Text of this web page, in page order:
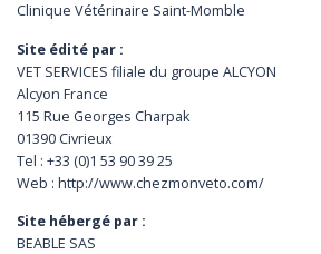
Clinique Vétérinaire Saint-Momble
Site édité par :
VET SERVICES filiale du groupe ALCYON
Alcyon France
115 Rue Georges Charpak
01390 Civrieux
Tel : +33 (0)1 53 90 39 25
Web : http://www.chezmonveto.com/
Site hébergé par :
BEABLE SAS